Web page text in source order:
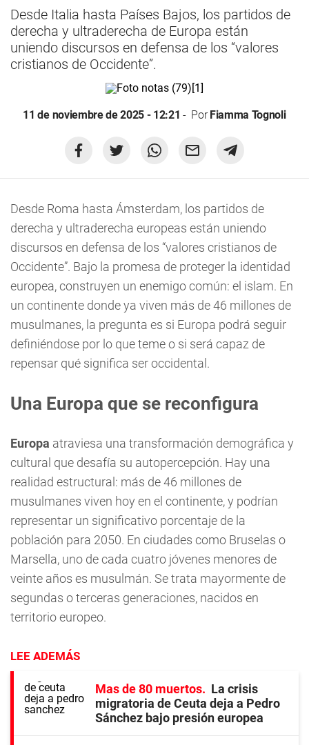
Desde Italia hasta Países Bajos, los partidos de
derecha y ultraderecha de Europa están
uniendo discursos en defensa de los “valores
cristianos de Occidente”.
11 de noviembre de 2025 - 12:21 PorFiamma Tognoli
Desde Roma hasta Ámsterdam, los partidos de
derecha y ultraderecha europeas están uniendo
discursos en defensa de los “valores cristianos de
Occidente”. Bajo la promesa de proteger la identidad
europea, construyen un enemigo común: el islam. En
un continente donde ya viven más de 46 millones de
musulmanes, la pregunta es si Europa podrá seguir
definiéndose por lo que teme o si será capaz de
repensar qué significa ser occidental.
Una Europa que se reconfigura
Europa atraviesa una transformación demográfica y
cultural que desafía su autopercepción. Hay una
realidad estructural: más de 46 millones de
musulmanes viven hoy en el continente, y podrían
representar un significativo porcentaje de la
población para 2050. En ciudades como Bruselas o
Marsella, uno de cada cuatro jóvenes menores de
veinte años es musulmán. Se trata mayormente de
segundas o terceras generaciones, nacidos en
territorio europeo.
LEE ADEMÁS
Mas de 80 muertos
La crisis
migratoria de Ceuta deja a Pedro
Sánchez bajo presión europea